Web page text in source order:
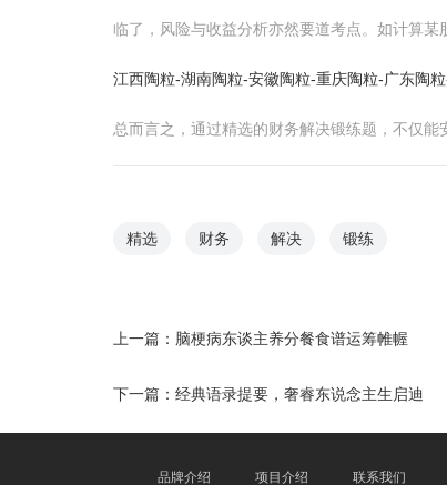
临了，风险与收益分析亦然要道考点。如计算
江西陶粒-湖南陶粒-安徽陶粒-重庆陶粒-广东陶
总而言之，通过精选的财务解决锻练题，不仅
精选 财务 解决 锻练
上一篇： 脑梗病东谈主养分餐食谱运筹帷幄
下一篇： 经典语录提要，奢睿东说念主生启迪
品牌介绍 项目介绍 联系我们